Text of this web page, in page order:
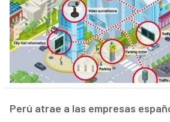
Perú atrae a las empresas